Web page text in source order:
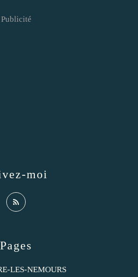
Pages
LES-NEMOURS
moi
Publicité